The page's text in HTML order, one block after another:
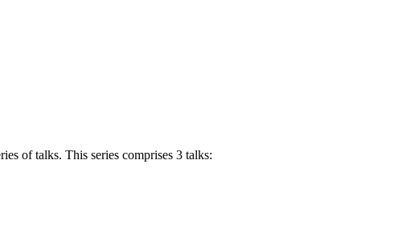
of talks. This series comprises 3 talks: